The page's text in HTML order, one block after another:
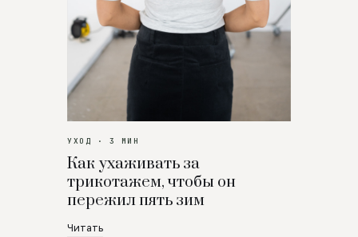
УХОД · 3 МИН
Как ухаживать за
трикотажем, чтобы он
пережил пять зим
Читать